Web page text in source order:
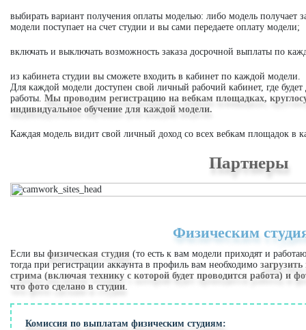
выбирать вариант получения оплаты моделью: либо модель получает
модели поступает на счет студии и вы сами передаете оплату модели;
включать и выключать возможность заказа досрочной выплаты по
из кабинета студии вы сможете входить в кабинет по каждой модели.
Для каждой модели доступен свой личный рабочий кабинет, где
работы. Мы проводим регистрацию на вебкам площадках,
индивидуальное обучение для каждой модели.
Каждая модель видит свой личный доход со всех вебкам площадок в
Партнеры
Физическим
Если вы физическая студия (то есть к вам модели приходят и
тогда при регистрации аккаунта в профиль вам необходимо
стрима (включая технику с которой будет проводится работа) и
что фото сделано в студии
Комиссия по выплатам физическим студиям: